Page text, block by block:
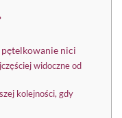
pętelkowanie nici
widoczne od
kolejności, gdy